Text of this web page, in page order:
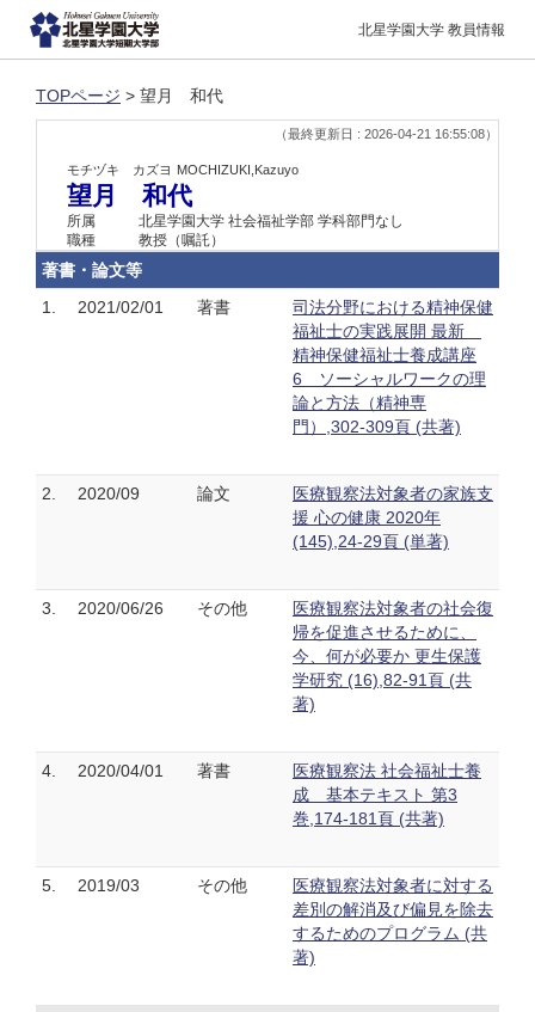
北星学園大学 教員情報
TOPページ > 望月 和代
（最終更新日 : 2026-04-21 16:55:08）
モチヅキ カズヨ MOCHIZUKI,Kazuyo
望月 和代
所属
北星学園大学 社会福祉学部 学科部門なし
職種
教授（嘱託）
著書・論文等
1.
2021/02/01 著書
司法分野における精神保健
福祉士の実践展開 最新
精神保健福祉士養成講座
6 ソーシャルワークの理
論と方法（精神専
門）,302-309頁 (共著)
2. 2020/09 論文
医療観察法対象者の家族支
援 心の健康 2020年
(145),24-29頁 (単著)
3. 2020/06/26 その他
医療観察法対象者の社会復
帰を促進させるために、
今、何が必要か 更生保護
学研究 (16),82-91頁 (共
著)
4. 2020/04/01 著書
医療観察法 社会福祉士養
成 基本テキスト 第3
巻,174-181頁 (共著)
5. 2019/03 その他
医療観察法対象者に対する
差別の解消及び偏見を除去
するためのプログラム (共
著)